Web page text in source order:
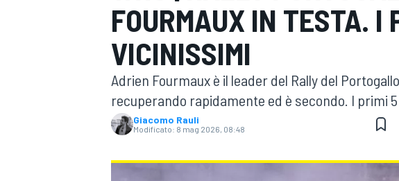
MOTOGP WEC
FOURMAUX IN TESTA. I
VICINISSIMI
Adrien Fourmaux è il leader del Rally del
recuperando rapidamente ed è secondo. I primi
Giacomo Rauli
Modificato: 8 mag 2026, 08:48